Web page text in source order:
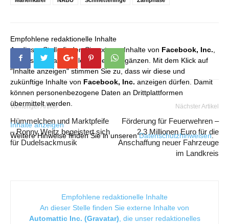
Empfohlene redaktionelle Inhalte
An dieser Stelle finden Sie externe Inhalte von Facebook, Inc.
die unser redaktionelles Angebot ergänzen. Mit dem Klick auf
"Inhalte anzeigen" stimmen Sie zu, dass wir diese und
zukünftige Inhalte von Facebook, Inc. anzeigen dürfen. Damit
können personenbezogene Daten an Drittplattformen
übermittelt werden.
Inhalte anzeigen
Weitere Hinweise finden Sie in unserenDatenschutzhinweisen.
Vorheriger Artikel
Hümmelchen und Marktpfeife
– Ronny Weitz begeistert sich
für Dudelsackmusik
Nächster Artikel
Förderung für Feuerwehren –
2,3 Millionen Euro für die
Anschaffung neuer Fahrzeuge
im Landkreis
Empfohlene redaktionelle Inhalte
An dieser Stelle finden Sie externe Inhalte von
Automattic Inc. (Gravatar) , die unser redaktionelles